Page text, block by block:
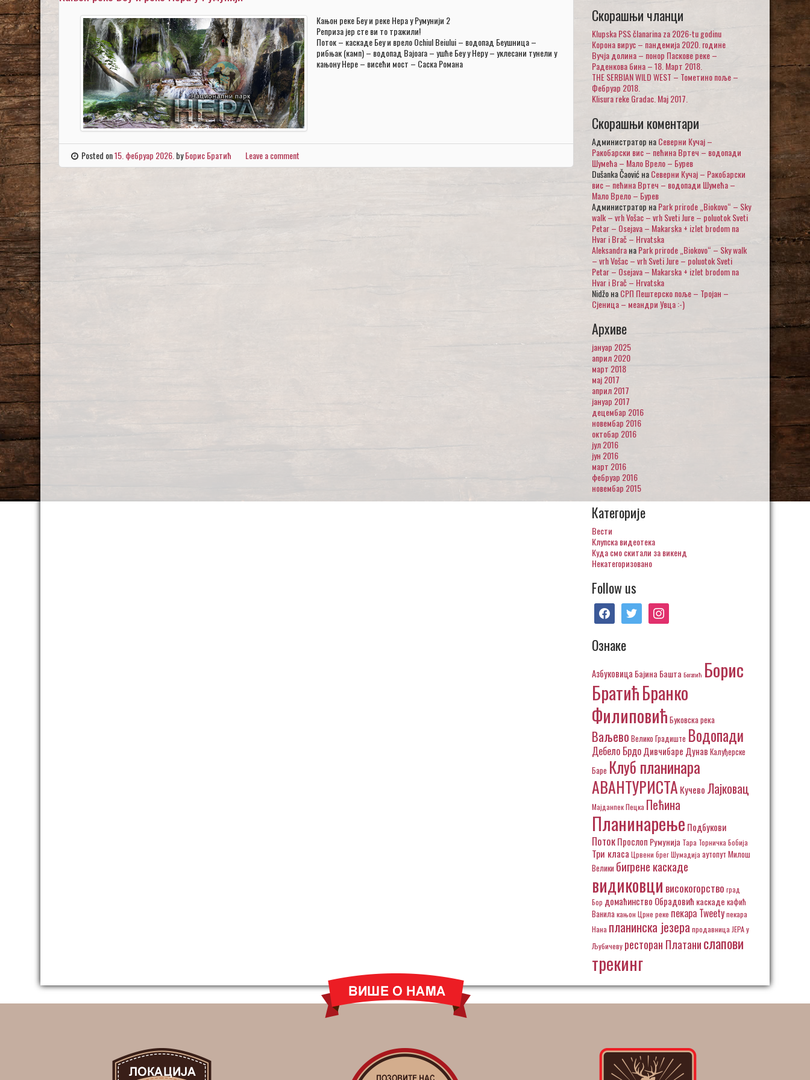
Кањон реке Беу и реке Нера у Румунији 2
Реприза јер сте ви то тражили!
Поток – каскаде Беу и врело Ochiul Beiului – водопад Беушница –
рибњак (камп) – водопад Вајоага – ушће Беу у Неру – уклесани тунели у
кањону Нере – висећи мост – Саска Романа
Posted on15. фебруар 2026. byБорис Братић Leave a comment
Скорашњи чланци
Klupska PSS članarina za 2026-tu godinu
Корона вирус – пандемија 2020. године
Вучја долина – понор Паскове реке –
Раденкова бина – 18. Март 2018.
THE SERBIAN WILD WEST – Тометино поље –
Фебруар 2018.
Klisura reke Gradac. Maj 2017.
Скорашњи коментари
Администратор наСеверни Кучај –
Ракобарски вис – пећина Вртеч – водопади
Шумећа – Мало Врело – Бурев
Dušanka ČaovićнаСеверни Кучај – Ракобарски
вис – пећина Вртеч – водопади Шумећа –
Мало Врело – Бурев
Администратор наPark prirode „Biokovo“ – Sky
walk – vrh Vošac – vrh Sveti Jure – poluotok Sveti
Petar – Osejava – Makarska + izlet brodom na
Hvar i Brač – Hrvatska
AleksandraнаPark prirode „Biokovo“ – Sky walk
– vrh Vošac – vrh Sveti Jure – poluotok Sveti
Petar – Osejava – Makarska + izlet brodom na
Hvar i Brač – Hrvatska
NidžoнаСРП Пештерско поље – Тројан –
Сјеница – меандри Увца :-)
Архиве
јануар 2025
април 2020
март 2018
мај 2017
април 2017
јануар 2017
децембар 2016
новембар 2016
октобар 2016
јул 2016
јун 2016
март 2016
фебруар 2016
новембар 2015
Категорије
Вести
Клупска видеотека
Куда смо скитали за викенд
Некатегоризовано
Follow us
facebooktwitter instagram
Ознаке
Азбуковица Бајина Башта Богатић Борис
БратићБранко
Филиповић Буковска река
Ваљево Велико Градиште Водопади
Дебело БрдоДивчибаре Дунав Калуђерске
Баре Клуб планинара
АВАНТУРИСТА Кучево Лајковац
МајданпекПецка Пећина
Планинарење Подбукови
ПотокПрослоп Румунија Тара Торничка Бобија
Три класа Црвени брегШумадија аутопут Милош
Велики бигрене каскаде
видиковци високогорство град
Бор домаћинство Обрадовић каскаде кафић
Ванила кањон Црне реке пекара Tweetyпекара
Нана планинска језера продавница ЈЕРА у
Љубичеву ресторан Платанислапови
трекинг